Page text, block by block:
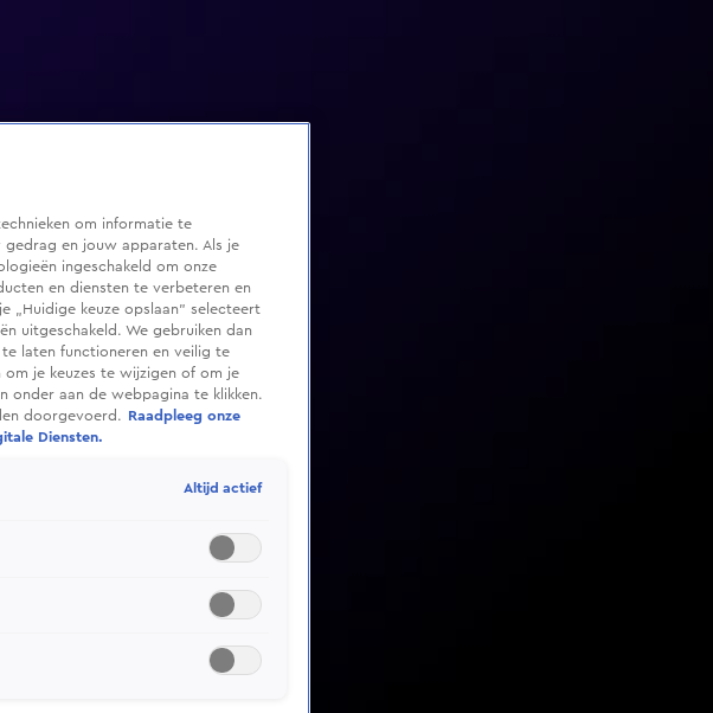
om informatie te
en jouw apparaten. Als je
ingeschakeld om onze
en diensten te verbeteren en
„Huidige keuze opslaan” selecteert
uitgeschakeld. We gebruiken dan
laten functioneren en veilig te
je keuzes te wijzigen of om je
onder aan de webpagina te klikken.
doorgevoerd.
Raadpleeg onze
Diensten.
Altijd actief